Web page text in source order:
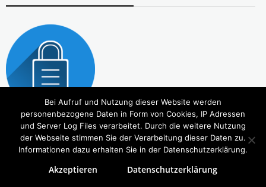
Copyright © 2026Tierbedarf – bvl-Shop . Alle Rechte vorbehalten. Theme:eStorevon ThemeGrill.
Bei Aufruf und Nutzung dieser Website werden
personenbezogene Daten in Form von Cookies, IP Adressen
und Server Log Files verarbeitet. Durch die weitere Nutzung
der Webseite stimmen Sie der Verarbeitung dieser Daten zu.
Informationen dazu erhalten Sie in der Datenschutzerklärung.
Akzeptieren Datenschutzerklärung